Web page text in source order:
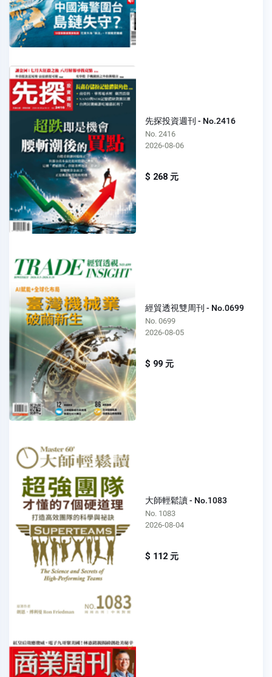
先探投資週刊 - No.2416
No. 2416
2026-08-06
$ 268 元
經貿透視雙周刊 - No.0699
No. 0699
2026-08-05
$ 99 元
大師輕鬆讀 - No.1083
No. 1083
2026-08-04
$ 112 元